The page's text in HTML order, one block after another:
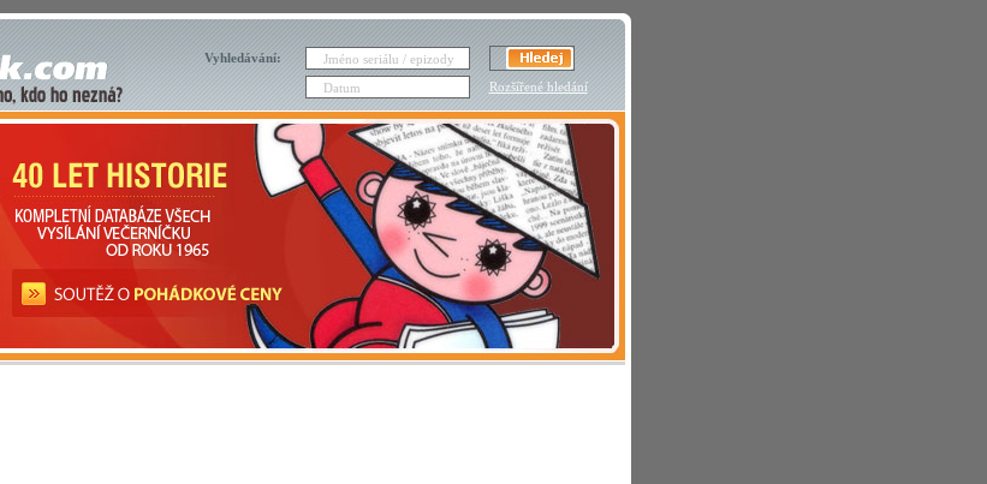
Vyhledávání:
Rozšířené hledání